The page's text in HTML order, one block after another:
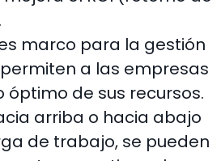
marco para la gestión
a las empresas
óptimo de sus recursos.
arriba o hacia abajo
de trabajo, se pueden